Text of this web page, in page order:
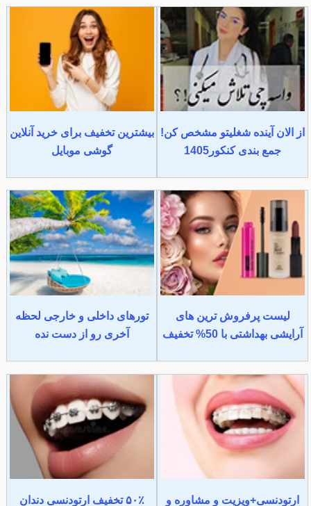
از الان آینده شغلیتو مشخص کن!
جمع بندی کنکور1405
بیشترین تخفیف برای خرید آنلاین
گوشی موبایل
لیست پرفروش ترین های
آرایشی بهداشتی با 50% تخفیف
تورهای داخلی و خارجی لحظه
آخری رو از دست نده
ارتودنسی+ویزیت و مشاوره و
۵۰٪ تخفیف ارتودنسی دندان